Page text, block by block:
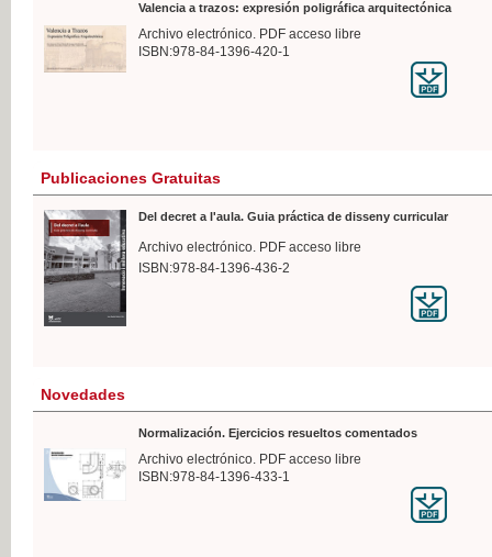
Valencia a trazos: expresión poligráfica arquitectónica
Archivo electrónico. PDF acceso libre
ISBN:978-84-1396-420-1
Publicaciones Gratuitas
Del decret a l'aula. Guia práctica de disseny curricular
Archivo electrónico. PDF acceso libre
ISBN:978-84-1396-436-2
Novedades
Normalización. Ejercicios resueltos comentados
Archivo electrónico. PDF acceso libre
ISBN:978-84-1396-433-1